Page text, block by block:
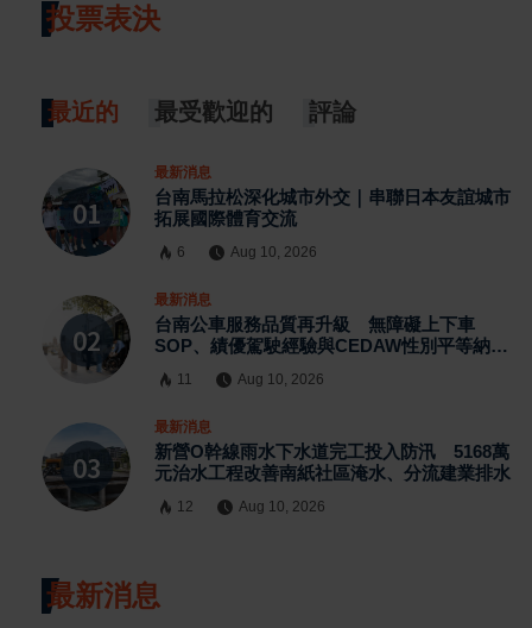
投票表決
最近的 最受歡迎的 評論
最新消息
台南馬拉松深化城市外交｜串聯日本友誼城市
拓展國際體育交流
6 Aug 10, 2026
最新消息
台南公車服務品質再升級 無障礙上下車
SOP、績優駕駛經驗與CEDAW性別平等納入
11 Aug 10, 2026
最新消息
新營O幹線雨水下水道完工投入防汛 5168萬
元治水工程改善南紙社區淹水、分流建業排水
12 Aug 10, 2026
最新消息